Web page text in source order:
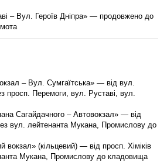
– Вул. Героїв Дніпра» — продовжено до
– Вул. Сумгаїтська» — від вул.
просп. Перемоги, вул. Руставі, вул.
Сагайдачного – Автовокзал» — від
вул. лейтенанта Мукана, Промислову до
вокзал» (кільцевий) — від просп. Хіміків
Мукана, Промислову до кладовища